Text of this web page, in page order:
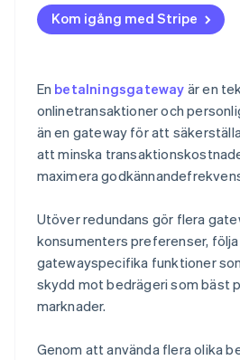
Kom igång med Stripe
En betalningsgateway är en
onlinetransaktioner och
än en gateway för att
att minska
maximera
Utöver redundans gör flera
konsumenters preferenser,
gatewayspecifika funktioner
skydd mot bedrägeri som bäst
marknader.
Genom att använda flera olika